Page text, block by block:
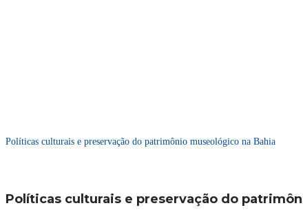
Políticas culturais e preservação do patrimônio museológico na Bahia
Políticas culturais e preservação do